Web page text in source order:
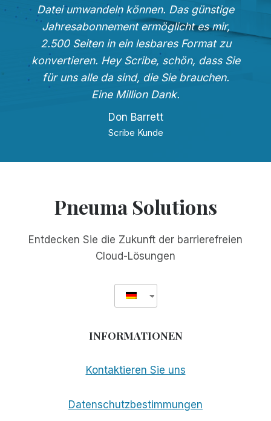
Datei umwandeln können. Das günstige
Jahresabonnement ermöglicht es mir,
2.500 Seiten in ein lesbares Format zu
konvertieren. Hey Scribe, schön, dass Sie
für uns alle da sind, die Sie brauchen.
Eine Million Dank.
Don Barrett
Scribe Kunde
Pneuma Solutions
Entdecken Sie die Zukunft der barrierefreien
Cloud-Lösungen
INFORMATIONEN
Kontaktieren Sie uns
Datenschutzbestimmungen